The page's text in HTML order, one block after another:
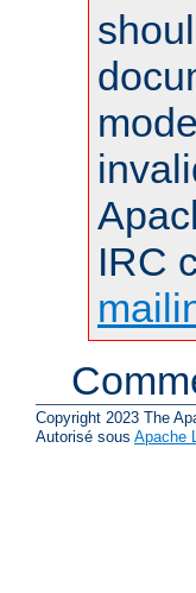
IRC
Copyright 2023 The
Autorisé sous Apache